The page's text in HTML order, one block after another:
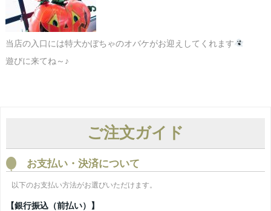
当店の入口には特大かぼちゃのオバケがお迎えしてくれます
遊びに来てね～♪
ご注文ガイド
お支払い・決済について
以下のお支払い方法がお選びいただけます。
【銀行振込（前払い）】